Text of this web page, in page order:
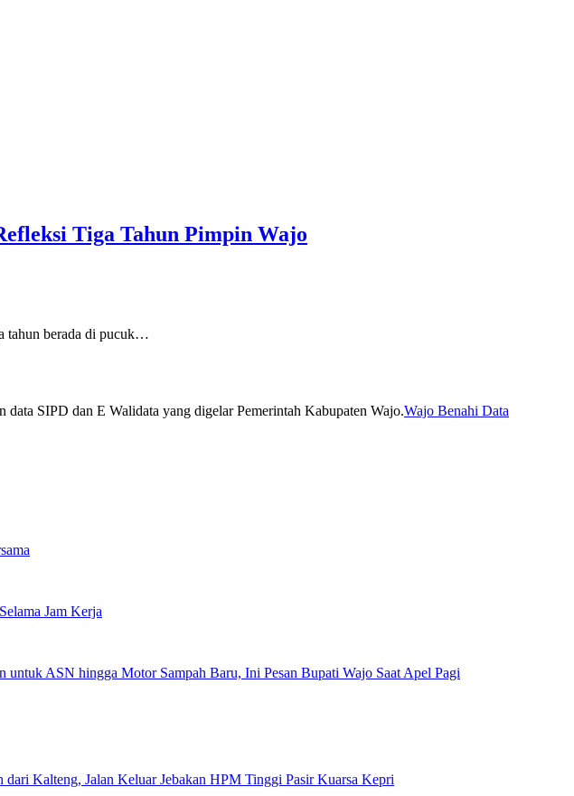
Tiga Tahun Pimpin Wajo
tahun berada di pucuk…
Wajo Benahi Data
Jam Kerja
untuk ASN hingga Motor Sampah Baru, Ini Pesan Bupati Wajo Saat Apel Pagi
dari Kalteng, Jalan Keluar Jebakan HPM Tinggi Pasir Kuarsa Kepri